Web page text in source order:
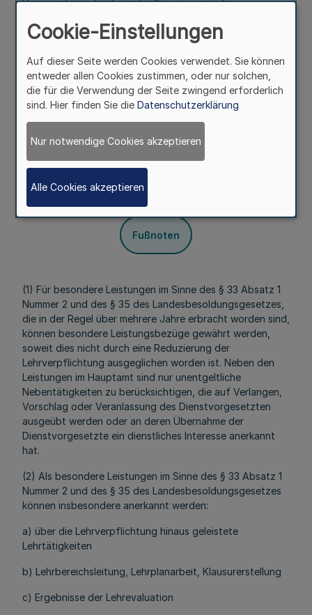
Voraussetzung liegt regelmäßig vor, wenn das
nicht zulässt oder keine Aussicht besteht, geeignete
Nachfolger spätestens drei Monate nach dem
voraussichtlichen Ausscheiden zu finden.
(2) Bleibe-Leistungsbezüge sind in der Regel unbefristet
zu gewähren.
Besondere Leistungsbezüge
Mehr
Fußnoten
(1) Für besondere Leistungen im Sinne des § 33 Absatz 1
Nummer 2 und des § 35 des Landesbesoldungsgesetzes,
die in der Regel über mehrere Jahre erbracht worden sind,
können besondere Leistungsbezüge gewährt werden,
soweit dies nicht durch eine Reduzierung der
Lehrverpflichtung ausgeglichen worden ist. Neben den
Leistungen im Hauptamt sind nur unentgeltliche
Nebentätigkeiten zu berücksichtigen, die auf Verlangen,
Vorschlag oder Veranlassung des Dienstvorgesetzten
ausgeübt werden oder an deren Übernahme der
Dienstvorgesetzte ein dienstliches Interesse anerkannt
hat.
(2) Als besondere Leistungen im Sinne des § 33 Absatz 1
Nummer 2 und des § 35 des Landesbesoldungsgesetzes
können insbesondere anerkannt werden:
a) über die Lehrverpflichtung hinaus geleistete
Lehrtätigkeiten
b) Lehrbereichsleitung, Lehrplanarbeit, Klausurerstellung
c) Ergebnisse der Lehrevaluation
Cookie-Einstellungen
Auf dieser Seite werden Cookies verwendet. Sie können
entweder allen Cookies zustimmen, oder nur solchen,
die für die Verwendung der Seite zwingend erforderlich
sind. Hier finden Sie die Datenschutzerklärung
Nur notwendige Cookies akzeptieren
Alle Cookies akzeptieren